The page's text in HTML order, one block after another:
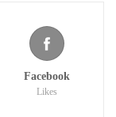
Facebook
Likes